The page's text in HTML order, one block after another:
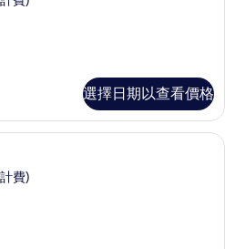
選擇日期以查看價格
高級寢具、客房內保險箱、遮光布/窗
費)